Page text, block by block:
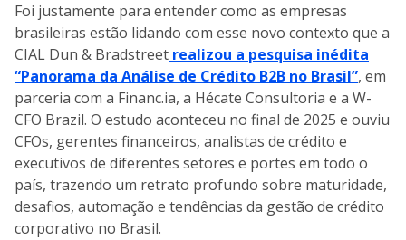
Foi justamente para entender como as empresas
brasileiras estão lidando com esse novo contexto que a
CIAL Dun & Bradstreet realizou a pesquisa inédita
“Panorama da Análise de Crédito B2B no Brasil”, em
parceria com a Financ.ia, a Hécate Consultoria e a W-
CFO Brazil. O estudo aconteceu no final de 2025 e ouviu
CFOs, gerentes financeiros, analistas de crédito e
executivos de diferentes setores e portes em todo o
país, trazendo um retrato profundo sobre maturidade,
desafios, automação e tendências da gestão de crédito
corporativo no Brasil.